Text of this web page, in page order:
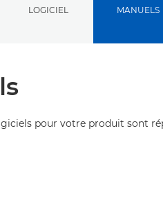
LOGICIEL MANUELS
pour votre produit sont